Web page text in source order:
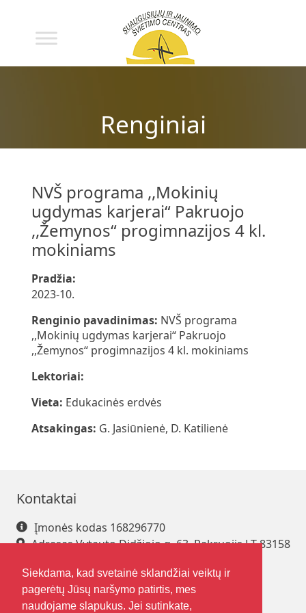
Renginiai
NVŠ programa ,,Mokinių
ugdymas karjerai“ Pakruojo
,,Žemynos“ progimnazijos 4 kl.
mokiniams
Pradžia:
2023-10.
Renginio pavadinimas: NVŠ programa
,,Mokinių ugdymas karjerai“ Pakruojo
,,Žemynos“ progimnazijos 4 kl. mokiniams
Lektoriai:
Vieta: Edukacinės erdvės
Atsakingas: G. Jasiūnienė, D. Katilienė
Kontaktai
Įmonės kodas 168296770
Adresas Vytauto Didžiojo g. 63, Pakruojis LT-83158
El. paštaspakrsjc@gmail.com
Siekdama, kad svetainė sklandžiai veiktų ir
pagerėtų Jūsų naršymo patirtis, mes
naudojame slapukus. Jei sutinkate,